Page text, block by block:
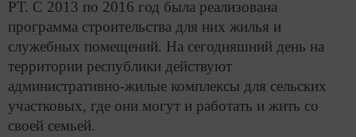
РТ. С 2013 по 2016 год была реализована
программа строительства для них жилья и
служебных помещений. На сегодняшний день на
территории республики действуют
административно-жилые комплексы для сельских
участковых, где они могут и работать и жить со
своей семьей.